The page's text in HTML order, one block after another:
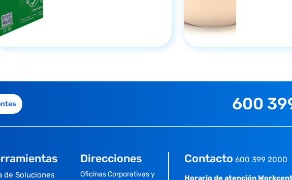
600
de Soluciones
Direcciones
Oficinas Corporativas y
Contacto 600 399 2000